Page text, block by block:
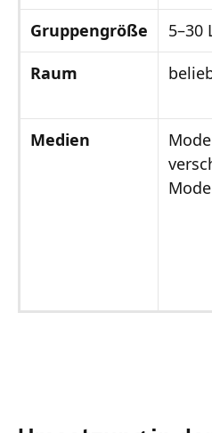
Gruppengröße
5–30
Raum
Medien